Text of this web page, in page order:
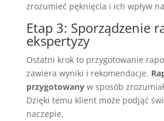
zrozumieć pęknięcia i ich wpływ
Etap 3: Sporządzenie
ekspertyzy
Ostatni krok to przygotowanie
zawiera wyniki i rekomendacje.
przygotowanyw sposób
Dzięki temu klient może podjąć
naczepie.